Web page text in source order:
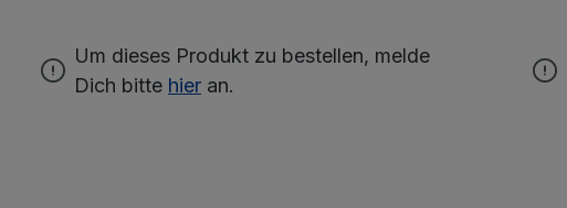
Um dieses Produkt zu bestellen, melde
Dich bitte hier an.